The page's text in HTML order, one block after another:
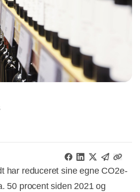
har reduceret sine egne CO2e-
50 procent siden 2021 og